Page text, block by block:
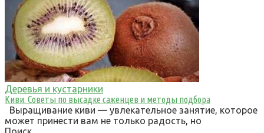
Деревья и кустарники
Киви. Советы по высадке саженцев и методы подбора
Выращивание киви — увлекательное занятие, которое
может принести вам не только радость, но